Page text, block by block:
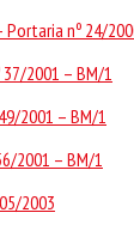
nº 24/
2001 – BM/1
2001 – BM/1
2001 – BM/1
2003